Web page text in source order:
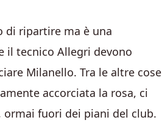
di ripartire ma è una
il tecnico Allegri devono
Milanello. Tra le altre cose
accorciata la rosa, ci
fuori dei piani del club.